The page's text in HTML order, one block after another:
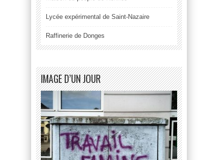
Lycée expérimental de Saint-Nazaire
Raffinerie de Donges
IMAGE D’UN JOUR